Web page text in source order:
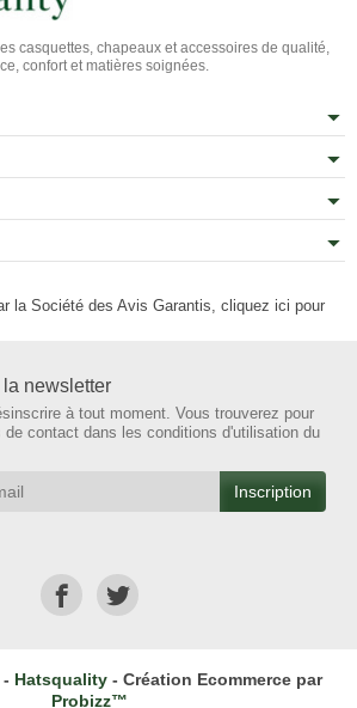
casquettes, chapeaux et accessoires de qualité,
confort et matières soignées.
la Société des Avis Garantis, cliquez ici pour
la newsletter
à tout moment. Vous trouverez pour
de contact dans les conditions d'utilisation du
Hatsquality- Création Ecommerce par
Probizz™